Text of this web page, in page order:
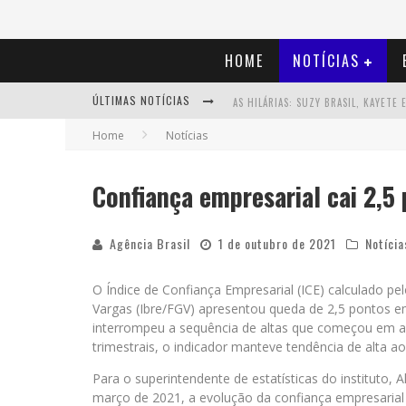
HOME NOTÍCIAS
ÚLTIMAS NOTÍCIAS
Home Notícias
Confiança empresarial cai
Agência Brasil 1 de outubro de 2021
O Índice de Confiança Empresarial (ICE) calculado
Vargas (Ibre/FGV) apresentou queda de 2,5 pontos
interrompeu a sequência de altas que começou em
trimestrais, o indicador manteve tendência de alta
Para o superintendente de estatísticas do instituto,
março de 2021, a evolução da confiança